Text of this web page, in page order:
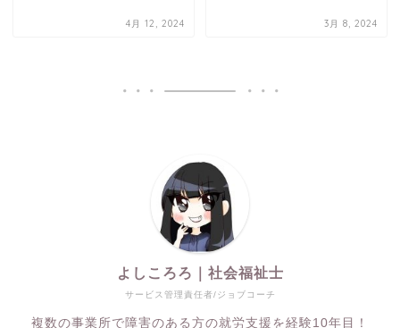
4月 12, 2024 3月 8, 2024
サービス管理責任者/ジョブコーチ
よしころろ｜社会福祉士
複数の事業所で障害のある方の就労支援を経験10年目！